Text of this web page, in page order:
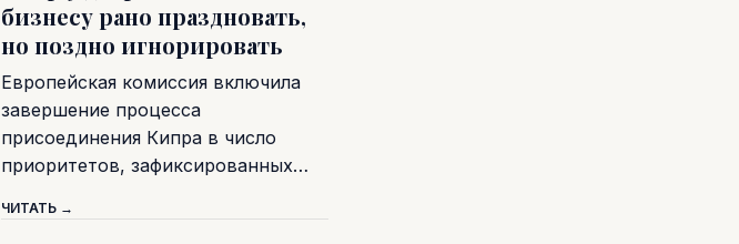
бизнесу рано праздновать,
но поздно игнорировать
Европейская комиссия включила
завершение процесса
присоединения Кипра в число
приоритетов, зафиксированных…
ЧИТАТЬ →